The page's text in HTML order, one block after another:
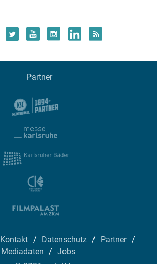
Partner
Kontakt Datenschutz
Partner
Mediadaten
Jobs